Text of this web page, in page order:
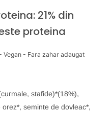
21% din
proteina
Vegan - Fara zahar adaugat
stafide)*(18%),
seminte de dovleac*,